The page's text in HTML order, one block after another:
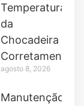
Temperatura
da
Chocadeira
Corretamente
agosto 8, 2026
Manutenção